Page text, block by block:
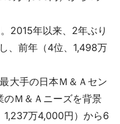
2015年以来、2年ぶり
、前年（4位、1,498万
大手の日本Ｍ＆Ａセン
のＭ＆Ａニーズを背景
1,237万4,000円）から6